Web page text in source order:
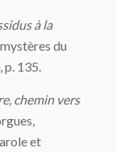
à la
du
135.
chemin vers
et